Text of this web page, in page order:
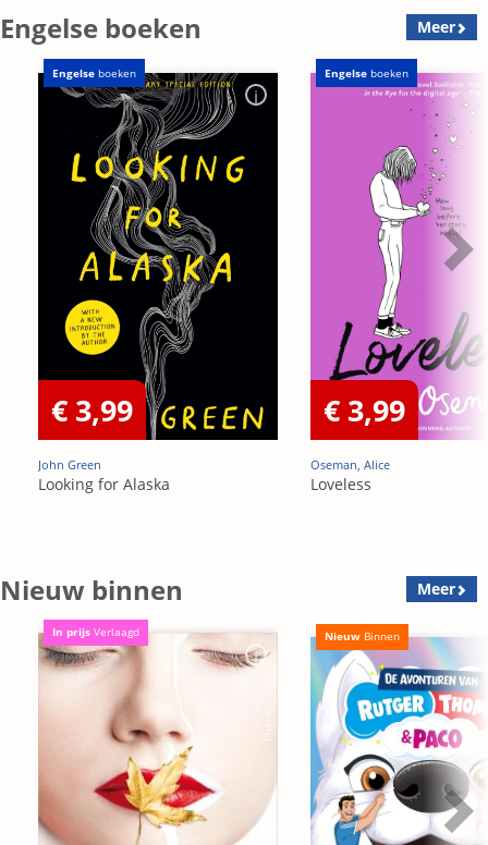
Engelse boeken Meer
Engelse boeken
€ 3,99
John Green
Looking for Alaska
Engelse boeken
€ 3,99
Oseman, Alice
Loveless
Nieuw binnen Meer
In prijs Verlaagd Nieuw Binnen